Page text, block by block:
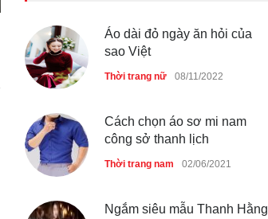
Thời trang nữ 21/10/2025
sáng tạo mới của giới trẻ
Thời trang nữ 21/10/2025
Áo dài đỏ ngày ăn hỏi của
sao Việt
Thời trang nữ 08/11/2022
Cách chọn áo sơ mi nam
công sở thanh lịch
Thời trang nam 02/06/2021
Ngắm siêu mẫu Thanh Hằng